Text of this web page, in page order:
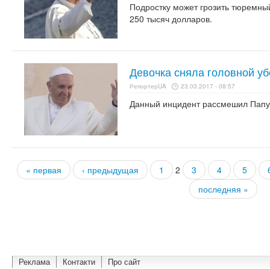
Подростку может грозить
250 тысяч долларов.
Девочка сняла головной
РепортерUA 23.03.2017 - 08:57
Данный инцидент рассмешил
Страницы
« первая ‹ предыдущая 1 2 3 4 5
последняя »
Реклама Контакти Про сайт